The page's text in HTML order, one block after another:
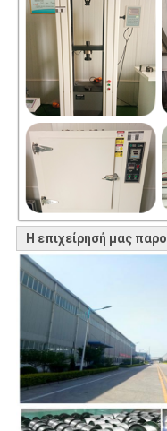
Η επιχείρησή μας